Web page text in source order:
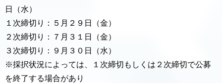
日（水）
１次締切り：５月２９日（金）
２次締切り：７月３１日（金）
３次締切り：９月３０日（水）
※採択状況によっては、１次締切もしくは２次締切で公募
を終了する場合があり